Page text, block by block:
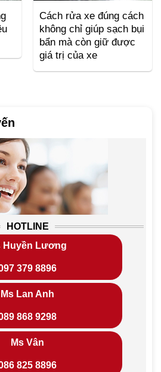
HOTLINE
Huyền Lương
379 8896
Ms Lan Anh
868 9298
Ms Vân
825 8896
Cách rửa xe đúng cách
không chỉ giúp sạch bụi
bẩn mà còn giữ được
giá trị của xe